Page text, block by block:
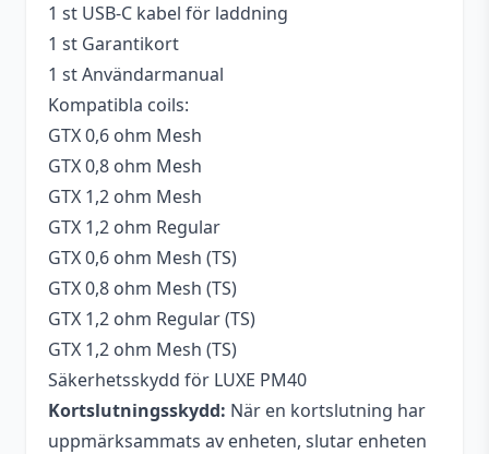
1 st USB-C kabel för laddning
1 st Garantikort
1 st Användarmanual
Kompatibla coils:
GTX 0,6 ohm Mesh
GTX 0,8 ohm Mesh
GTX 1,2 ohm Mesh
GTX 1,2 ohm Regular
GTX 0,6 ohm Mesh (TS)
GTX 0,8 ohm Mesh (TS)
GTX 1,2 ohm Regular (TS)
GTX 1,2 ohm Mesh (TS)
Säkerhetsskydd för LUXE PM40
Kortslutningsskydd: När en kortslutning har
uppmärksammats av enheten, slutar enheten